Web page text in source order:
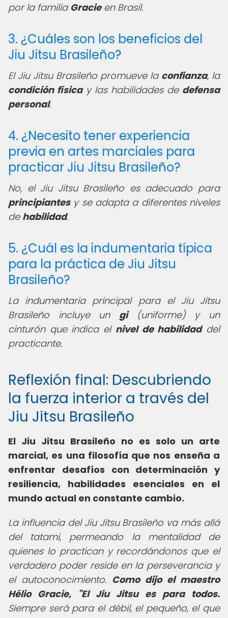
por la familia Gracieen Brasil.
3. ¿Cuáles son los beneficios del
Jiu Jitsu Brasileño?
El Jiu Jitsu Brasileño promueve la confianza, la
condición físicay las habilidades de defensa
personal.
4. ¿Necesito tener experiencia
previa en artes marciales para
practicar Jiu Jitsu Brasileño?
No, el Jiu Jitsu Brasileño es adecuado para
principiantesy se adapta a diferentes niveles
de habilidad.
5. ¿Cuál es la indumentaria típica
para la práctica de Jiu Jitsu
Brasileño?
La indumentaria principal para el Jiu Jitsu
Brasileño incluye un gi(uniforme) y un
cinturón que indica el nivel de habilidaddel
practicante.
Reflexión final: Descubriendo
la fuerza interior a través del
Jiu Jitsu Brasileño
El Jiu Jitsu Brasileño no es solo un arte
marcial, es una filosofía que nos enseña a
enfrentar desafíos con determinación y
resiliencia, habilidades esenciales en el
mundo actual en constante cambio.
La influencia del Jiu Jitsu Brasileño va más allá
del tatami, permeando la mentalidad de
quienes lo practican y recordándonos que el
verdadero poder reside en la perseverancia y
el autoconocimiento. Como dijo el maestro
Hélio Gracie, "El Jiu Jitsu es para todos.
Siempre será para el débil, el pequeño, el que